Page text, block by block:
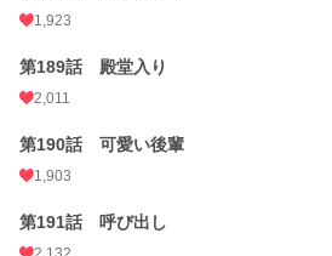
1,923
第189話 殿堂入り
2,011
第190話 可愛い後輩
1,903
第191話 呼び出し